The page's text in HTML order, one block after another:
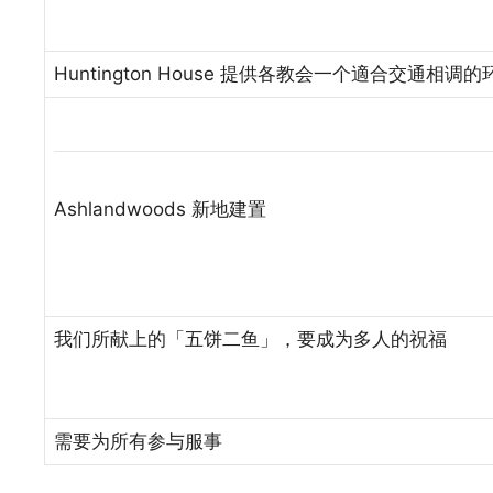
Huntington House 提供各教会一个適合交通相调的
Ashlandwoods 新地建置
我们所献上的「五饼二鱼」，要成为多人的祝福
需要为所有参与服事